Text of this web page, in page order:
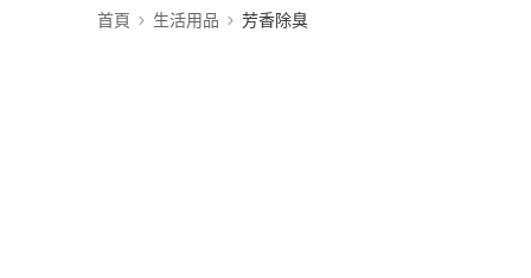
首頁 生活用品 芳香除臭